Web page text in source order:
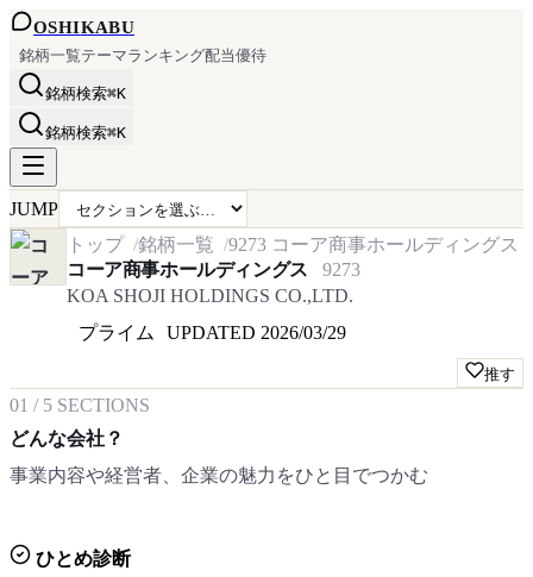
OSHIKABU
銘柄一覧テーマランキング配当優待
銘柄検索⌘K
銘柄検索⌘K
JUMP
トップ
銘柄一覧 9273 コーア商事ホールディングス
コーア商事ホールディングス
9273
KOA SHOJI HOLDINGS CO.,LTD.
プライム
UPDATED 2026/03/29
推す
01 / 5 SECTIONS
どんな会社？
事業内容や経営者、企業の魅力をひと目でつかむ
ひとめ診断